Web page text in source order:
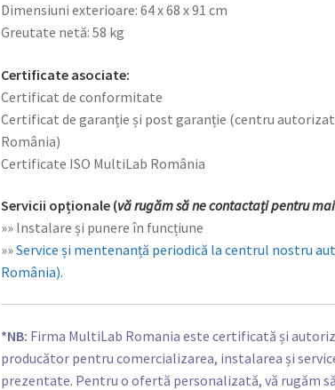
Dimensiuni exterioare: 64 x 68 x 91 cm
Greutate netă: 58 kg
Certificate asociate:
Certificat de conformitate
Certificat de garanție și post garanție (centru
România)
Certificate ISO MultiLab România
Servicii opționale (vă rugăm să ne contactați pentru
»» Instalare și punere în funcțiune
»»Service și mentenanță periodică la centrul nostru
România).
*NB: Firma MultiLab Romania este certificată și
producător pentru comercializarea, instalarea și
prezentate. Pentru o ofertă personalizată, vă rugăm